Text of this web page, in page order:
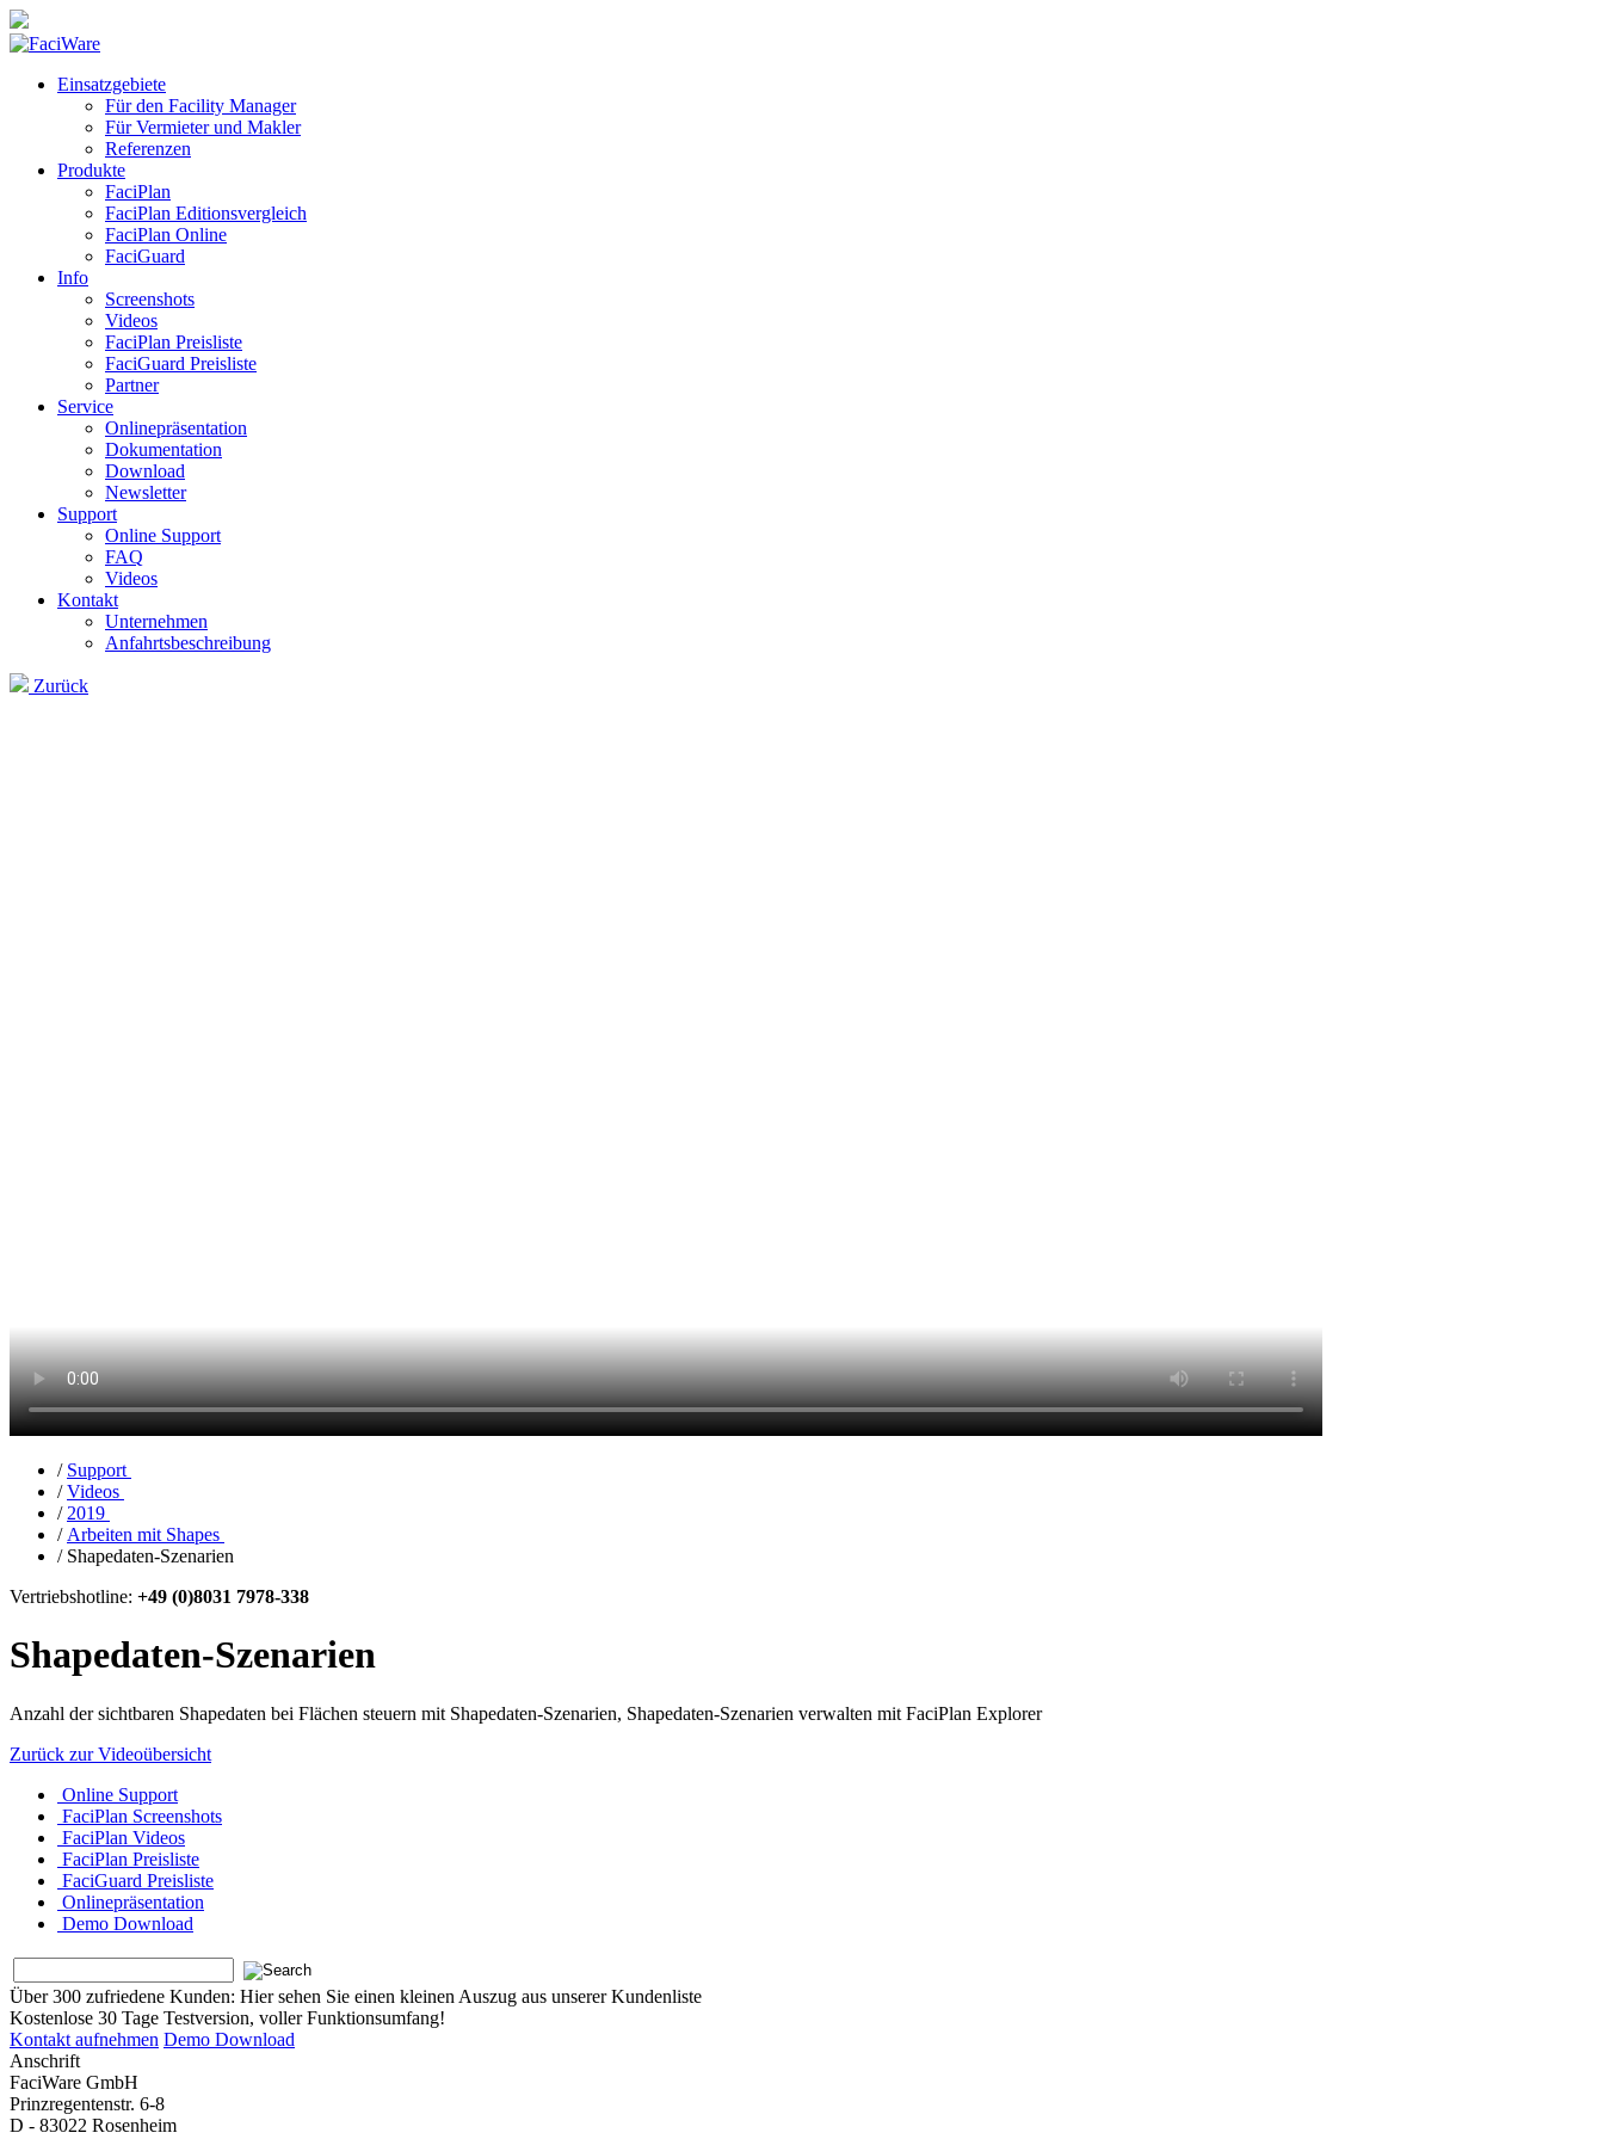
Einsatzgebiete
Für den Facility Manager
Für Vermieter und Makler
Referenzen
Produkte
FaciPlan
FaciPlan Editionsvergleich
FaciPlan Online
FaciGuard
Info
Screenshots
Videos
FaciPlan Preisliste
FaciGuard Preisliste
Partner
Service
Onlinepräsentation
Dokumentation
Download
Newsletter
Support
Online Support
FAQ
Videos
Kontakt
Unternehmen
Anfahrtsbeschreibung
Zurück
/ Support
/Videos
/ 2019
/ Arbeiten mit Shapes
/ Shapedaten-Szenarien
Vertriebshotline: +49 (0)8031 7978-338
Shapedaten-Szenarien
Anzahl der sichtbaren Shapedaten bei Flächen steuern mit Shapedaten-Szenarien, Shapedaten-Szenarien verwalten mit FaciPlan Explorer
Zurück zur Videoübersicht
Online Support
FaciPlan Screenshots
FaciPlan Videos
FaciPlan Preisliste
FaciGuard Preisliste
Onlinepräsentation
Demo Download
Über 300 zufriedene Kunden: Hier sehen Sie einen kleinen Auszug aus unserer Kundenliste
Kostenlose 30 Tage Testversion, voller Funktionsumfang!
Kontakt aufnehmen Demo Download
Anschrift
FaciWare GmbH
Prinzregentenstr. 6-8
D - 83022 Rosenheim